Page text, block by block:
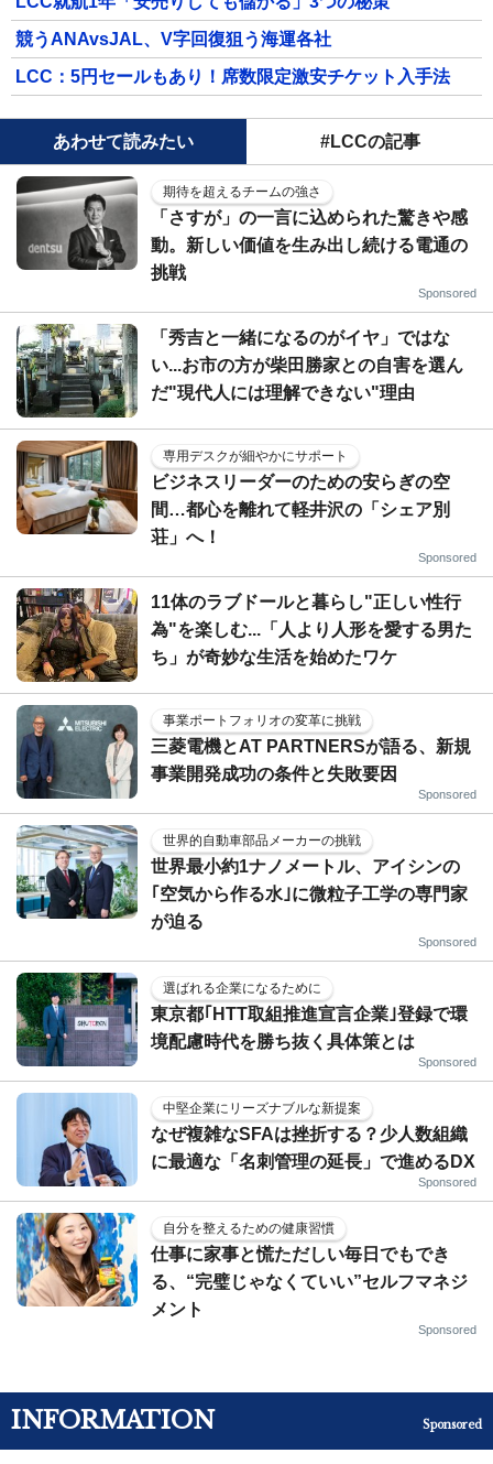
競うANAvsJAL、V字回復狙う海運各社
LCC：5円セールもあり！席数限定激安チケット入手法
あわせて読みたい #LCCの記事
期待を超えるチームの強さ
「さすが」の一言に込められた驚きや感
動。新しい価値を生み出し続ける電通の
挑戦
Sponsored
「秀吉と一緒になるのがイヤ」ではな
い...お市の方が柴田勝家との自害を選ん
だ"現代人には理解できない"理由
専用デスクが細やかにサポート
ビジネスリーダーのための安らぎの空
間…都心を離れて軽井沢の「シェア別
荘」へ！
Sponsored
11体のラブドールと暮らし"正しい性行
為"を楽しむ...「人より人形を愛する男た
ち」が奇妙な生活を始めたワケ
事業ポートフォリオの変革に挑戦
三菱電機とAT PARTNERSが語る、新規
事業開発成功の条件と失敗要因
Sponsored
世界的自動車部品メーカーの挑戦
世界最小約1ナノメートル、アイシンの
｢空気から作る水｣に微粒子工学の専門家
が迫る
Sponsored
選ばれる企業になるために
東京都｢HTT取組推進宣言企業｣登録で環
境配慮時代を勝ち抜く具体策とは
Sponsored
中堅企業にリーズナブルな新提案
なぜ複雑なSFAは挫折する？少人数組織
に最適な「名刺管理の延長」で進めるDX
Sponsored
自分を整えるための健康習慣
仕事に家事と慌ただしい毎日でもでき
る、“完璧じゃなくていい”セルフマネジ
メント
Sponsored
INFORMATION Sponsored